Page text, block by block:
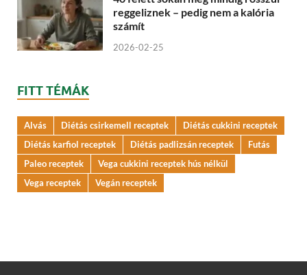
reggeliznek – pedig nem a kalória
számít
2026-02-25
FITT TÉMÁK
Alvás Diétás csirkemell receptek
Diétás cukkini receptek
Diétás karfiol receptek
Diétás padlizsán receptek
Futás
Paleo receptek
Vega cukkini receptek hús nélkül
Vega receptek
Vegán receptek